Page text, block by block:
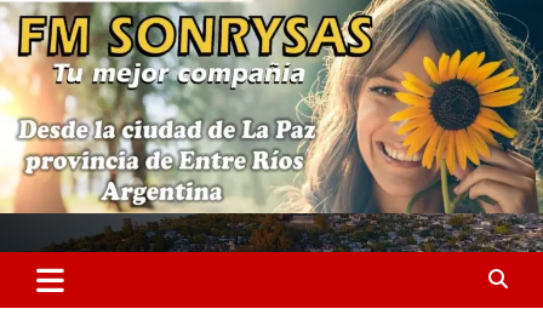
Skip
to
content
fmsonrysas.com.ar